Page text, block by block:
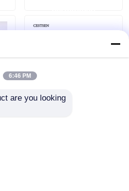
6:46 PM
are you looking